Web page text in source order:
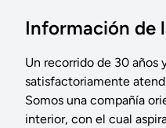
Información de
Un recorrido de 30 años
satisfactoriamente
Somos una compañía
interior, con el cual